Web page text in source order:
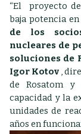
“El proyecto
baja potencia
de los
nucleares de
soluciones de
Igor Kotov ,
de Rosatom
capacidad y la
unidades de
años en